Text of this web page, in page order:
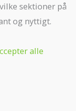
sektioner på
og nyttigt.
alle